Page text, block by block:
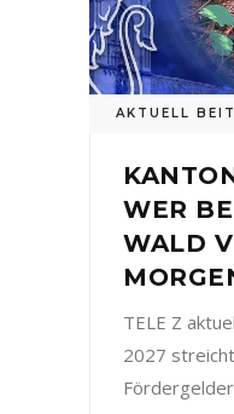
AKTUELL
WER
WALD
TELE Z
2027